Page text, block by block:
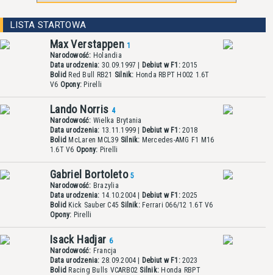
LISTA STARTOWA
Max Verstappen1
Narodowość: Holandia
Data urodzenia: 30.09.1997 | Debiut w F1:2015
Bolid Red Bull RB21 Silnik: Honda RBPT H002 1.6T
V6 Opony: Pirelli
Lando Norris 4
Narodowość: Wielka Brytania
Data urodzenia: 13.11.1999 | Debiut w F1:2018
Bolid McLaren MCL39 Silnik: Mercedes-AMG F1 M16
1.6T V6 Opony: Pirelli
Gabriel Bortoleto5
Narodowość: Brazylia
Data urodzenia: 14.10.2004 | Debiut w F1:2025
Bolid Kick Sauber C45 Silnik:Ferrari 066/12 1.6T V6
Opony: Pirelli
Isack Hadjar 6
Narodowość: Francja
Data urodzenia: 28.09.2004 | Debiut w F1:2023
Bolid Racing Bulls VCARB02 Silnik: Honda RBPT